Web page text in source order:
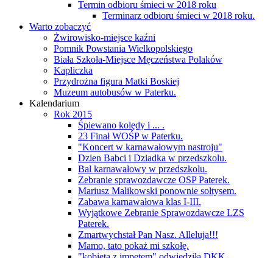
Termin odbioru śmieci w 2018 roku
Terminarz odbioru śmieci w 2018 roku.
Warto zobaczyć
Żwirowisko-miejsce kaźni
Pomnik Powstania Wielkopolskiego
Biała Szkoła-Miejsce Męczeństwa Polaków
Kapliczka
Przydrożna figura Matki Boskiej
Muzeum autobusów w Paterku.
Kalendarium
Rok 2015
Śpiewano kolędy i ... .
23 Finał WOŚP w Paterku.
"Koncert w karnawałowym nastroju"
Dzien Babci i Dziadka w przedszkolu.
Bal karnawałowy w przedszkolu.
Zebranie sprawozdawcze OSP Paterek.
Mariusz Malikowski ponownie sołtysem.
Zabawa karnawałowa klas I-III.
Wyjątkowe Zebranie Sprawozdawcze LZS
Paterek.
Zmartwychstał Pan Nasz. Alleluja!!!
Mamo, tato pokaż mi szkołę.